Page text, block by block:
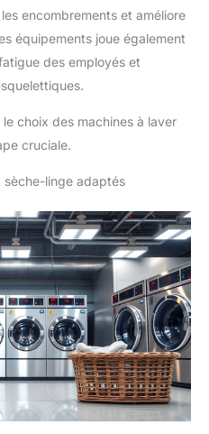
encombrements et améliore
équipements joue également
des employés et
choix des machines à laver
cruciale.
sèche-linge adaptés